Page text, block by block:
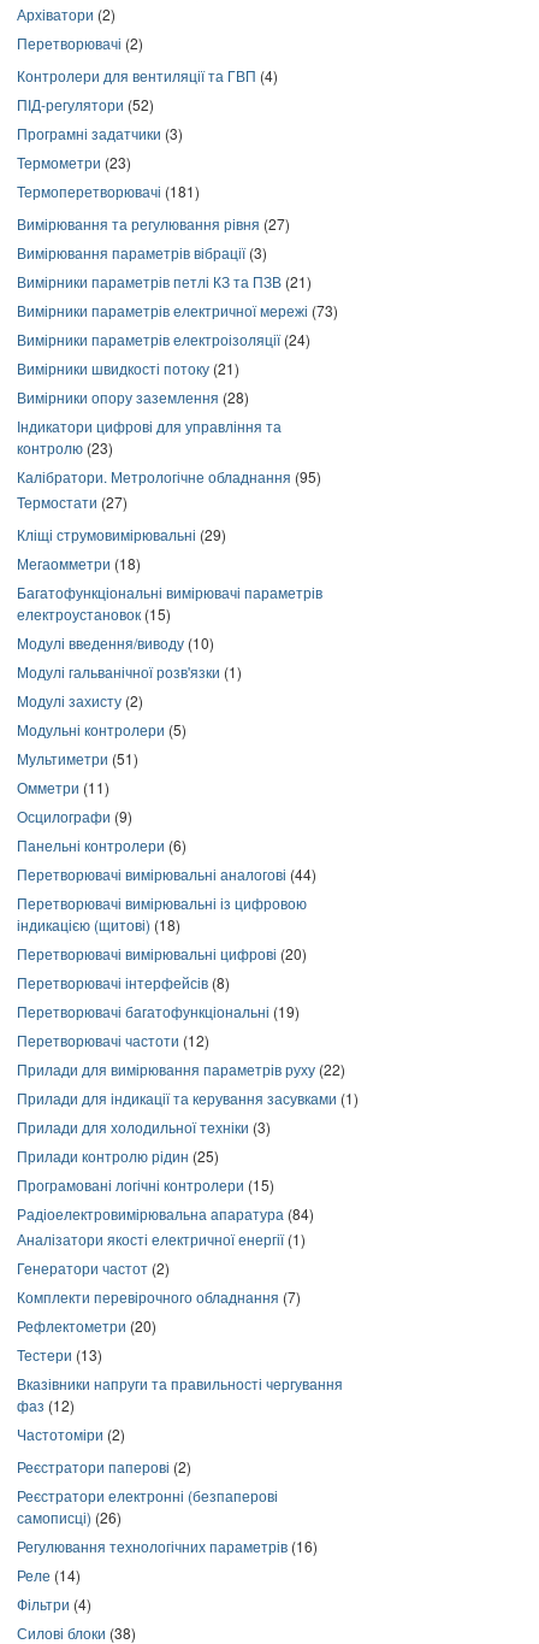
Архіватори (2)
Перетворювачі (2)
Контролери для вентиляції та ГВП (4)
ПІД-регулятори (52)
Програмні задатчики (3)
Термометри (23)
Термоперетворювачі (181)
Вимірювання та регулювання рівня (27)
Вимірювання параметрів вібрації(3)
Вимірники параметрів петлі КЗ та ПЗВ (21)
Вимірники параметрів електричної мережі (73)
Вимірники параметрів електроізоляції(24)
Вимірники швидкості потоку (21)
Вимірники опору заземлення (28)
Індикатори цифрові для управління та
контролю (23)
Калібратори. Метрологічне обладнання (95)
Термостати (27)
Кліщі струмовимірювальні (29)
Мегаомметри (18)
Багатофункціональні вимірювачі параметрів
електроустановок (15)
Модулі введення/виводу (10)
Модулі гальванічної розв'язки (1)
Модулі захисту (2)
Модульні контролери (5)
Мультиметри (51)
Омметри (11)
Осцилографи (9)
Панельні контролери (6)
Перетворювачі вимірювальні аналогові (44)
Перетворювачі вимірювальні із цифровою
індикацією (щитові) (18)
Перетворювачі вимірювальні цифрові (20)
Перетворювачі інтерфейсів (8)
Перетворювачі багатофункціональні (19)
Перетворювачі частоти (12)
Прилади для вимірювання параметрів руху (22)
Прилади для індикації та керування засувками (1)
Прилади для холодильної техніки (3)
Прилади контролю рідин (25)
Програмовані логічні контролери (15)
Радіоелектровимірювальна апаратура (84)
Аналізатори якості електричної енергії(1)
Генератори частот (2)
Комплекти перевірочного обладнання (7)
Рефлектометри (20)
Тестери (13)
Вказівники напруги та правильності чергування
фаз (12)
Частотоміри (2)
Реєстратори паперові (2)
Реєстратори електронні (безпаперові
самописці) (26)
Регулювання технологічних параметрів (16)
Реле (14)
Фільтри (4)
Силові блоки (38)